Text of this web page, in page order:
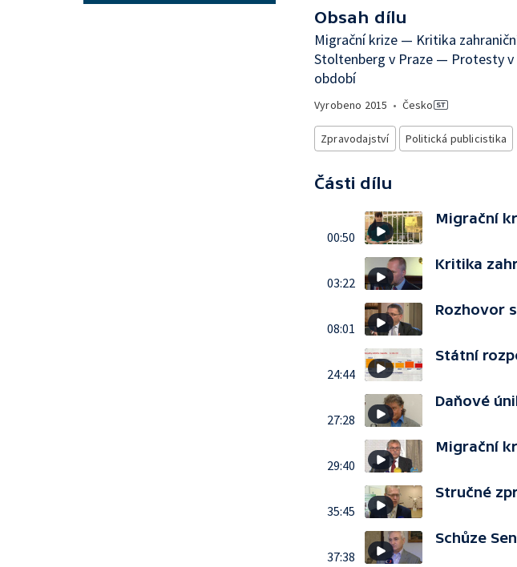
Obsah dílu
Migrační krize — Kritika
Stoltenberg v Praze — Protesty
období
Vyrobeno 2015 • Česko
Zpravodajství Politická publicistika
Části dílu
00:50
Migrační
03:22
Kritika
08:01
Rozhovor
24:44
Státní
27:28
Daňové
29:40
Migrační
35:45
Stručné
37:38
Schůze